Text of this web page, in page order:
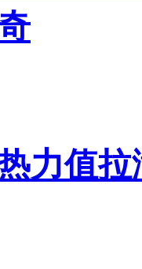
力值